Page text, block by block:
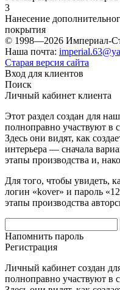
3
Нанесение
покрытия
© 1998—2026 Империал-
Наша почта:
Старая версия сайта
Вход для клиентов
Поиск
Личный кабинет клиента
Этот раздел создан для
полноправно участвуют в
Здесь они видят, как
интерьера — сначала
этапы производства и,
Для того, чтобы увидеть,
логин «kover» и пароль
этапы производства
Напомнить пароль
Регистрация
Личный кабинет создан
полноправно участвуют в